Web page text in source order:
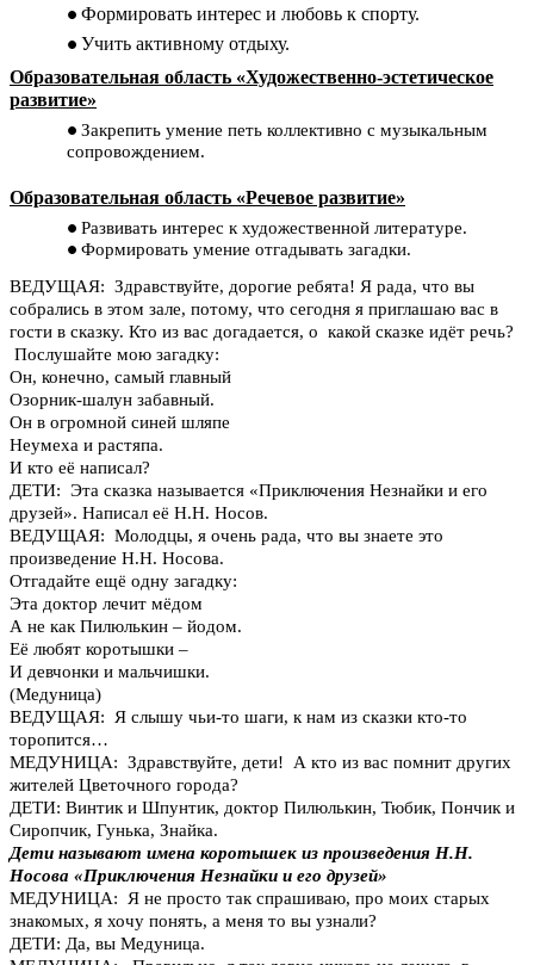
Формировать интерес и любовь к спорту.
Учить активному отдыху.
Образовательная область «Художественно-эстетическое
развитие»
Закрепить умение петь коллективно с музыкальным
сопровождением.
Образовательная область «Речевое развитие»
Развивать интерес к художественной литературе.
Формировать умение отгадывать загадки.
ВЕДУЩАЯ: Здравствуйте, дорогие ребята! Я рада, что вы
собрались в этом зале, потому, что сегодня я приглашаю вас в
гости в сказку. Кто из вас догадается, о какой сказке идёт речь?
Послушайте мою загадку:
Он, конечно, самый главный
Озорник-шалун забавный.
Он в огромной синей шляпе
Неумеха и растяпа.
И кто её написал?
ДЕТИ: Эта сказка называется «Приключения Незнайки и его
друзей». Написал её Н.Н. Носов.
ВЕДУЩАЯ: Молодцы, я очень рада, что вы знаете это
произведение Н.Н. Носова.
Отгадайте ещё одну загадку:
Эта доктор лечит мёдом
А не как Пилюлькин – йодом.
Её любят коротышки –
И девчонки и мальчишки.
(Медуница)
ВЕДУЩАЯ: Я слышу чьи-то шаги, к нам из сказки кто-то
торопится…
МЕДУНИЦА: Здравствуйте, дети! А кто из вас помнит других
жителей Цветочного города?
ДЕТИ: Винтик и Шпунтик, доктор Пилюлькин, Тюбик, Пончик и
Сиропчик, Гунька, Знайка.
Дети называют имена коротышек из произведения Н.Н.
Носова «Приключения Незнайки и его друзей»
МЕДУНИЦА: Я не просто так спрашиваю, про моих старых
знакомых, я хочу понять, а меня то вы узнали?
ДЕТИ: Да, вы Медуница.